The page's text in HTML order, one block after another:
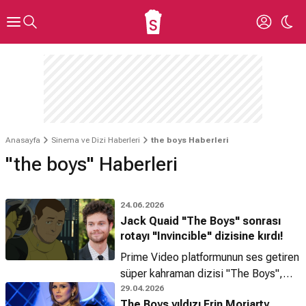
Anasayfa Sinema ve Dizi Haberleri the boys Haberleri
"the boys" Haberleri
24.06.2026
Jack Quaid "The Boys" sonrası
rotayı "Invincible" dizisine kırdı!
Prime Video platformunun ses getiren
süper kahraman dizisi "The Boys",
2019 yılında başladığından bu yana
29.04.2026